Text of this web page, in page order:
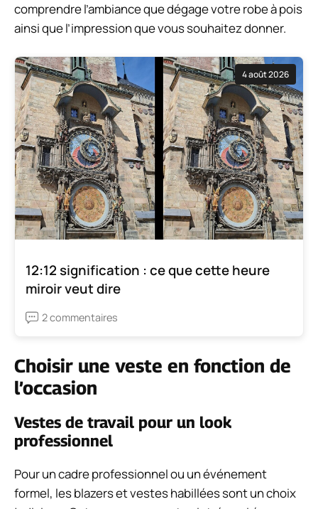
comprendre l’ambiance que dégage votre robe à pois
ainsi que l’impression que vous souhaitez donner.
4 août 2026
12:12 signification : ce que cette heure
miroir veut dire
2 commentaires
Choisir une veste en fonction de
l’occasion
Vestes de travail pour un look
professionnel
Pour un cadre professionnel ou un événement
formel, les blazers et vestes habillées sont un choix